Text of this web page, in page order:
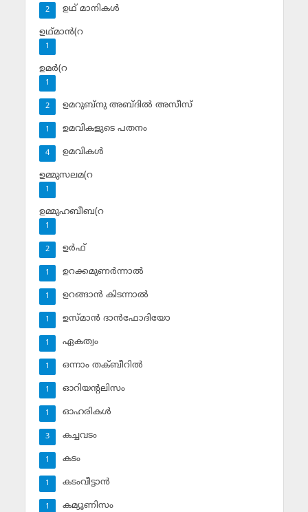
ഉഥ് മാനികള്‍
2
ഉഥ്മാന്‍(റ
1
ഉമര്‍(റ
1
ഉമറുബ്‌നു അബ്ദില്‍ അസീസ്‌
2
ഉമവികളുടെ പതനം
1
ഉമവികള്‍
4
ഉമ്മുസലമ(റ
1
ഉമ്മുഹബീബ(റ
1
ഉര്‍ഫ്
2
ഉറക്കമുണര്‍ന്നാല്‍
1
ഉറങ്ങാന്‍ കിടന്നാല്‍
1
ഉസ്മാന്‍ ദാന്‍ഫോദിയോ
1
ഏകത്വം
1
ഒന്നാം തക്ബീറില്‍
1
ഓറിയന്റലിസം
1
ഓഹരികള്‍
1
കച്ചവടം
3
കടം
1
കടംവീട്ടാന്‍
1
കമ്യൂണിസം
1